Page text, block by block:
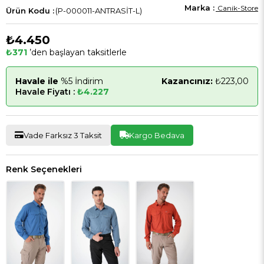
(P-000011-ANTRASİT-L) Canik-Store
₺4.450
₺371 ’den başlayan taksitlerle
Havale ile %5 İndirim Kazancınız: ₺223,00
Havale Fiyatı : ₺4.227
Vade Farksız 3 Taksit Kargo Bedava
Renk Seçenekleri